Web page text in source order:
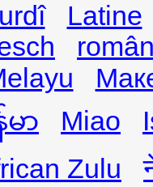
Latine
မာ Miao
Zulu